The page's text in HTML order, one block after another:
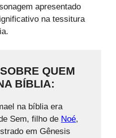
apresentado
na tessitura
QUEM
BÍBLIA:
na bíblia era
Sem, filho de Noé,
em Gênesis